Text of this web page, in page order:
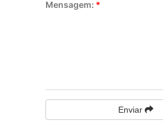
Mensagem: *
Enviar